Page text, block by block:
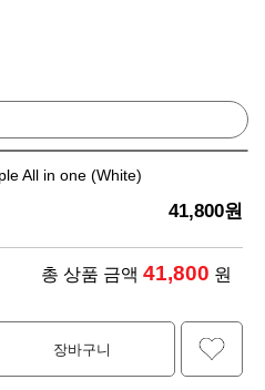
All in one (White)
41,800원
총 상품 금액 41,800 원
장바구니